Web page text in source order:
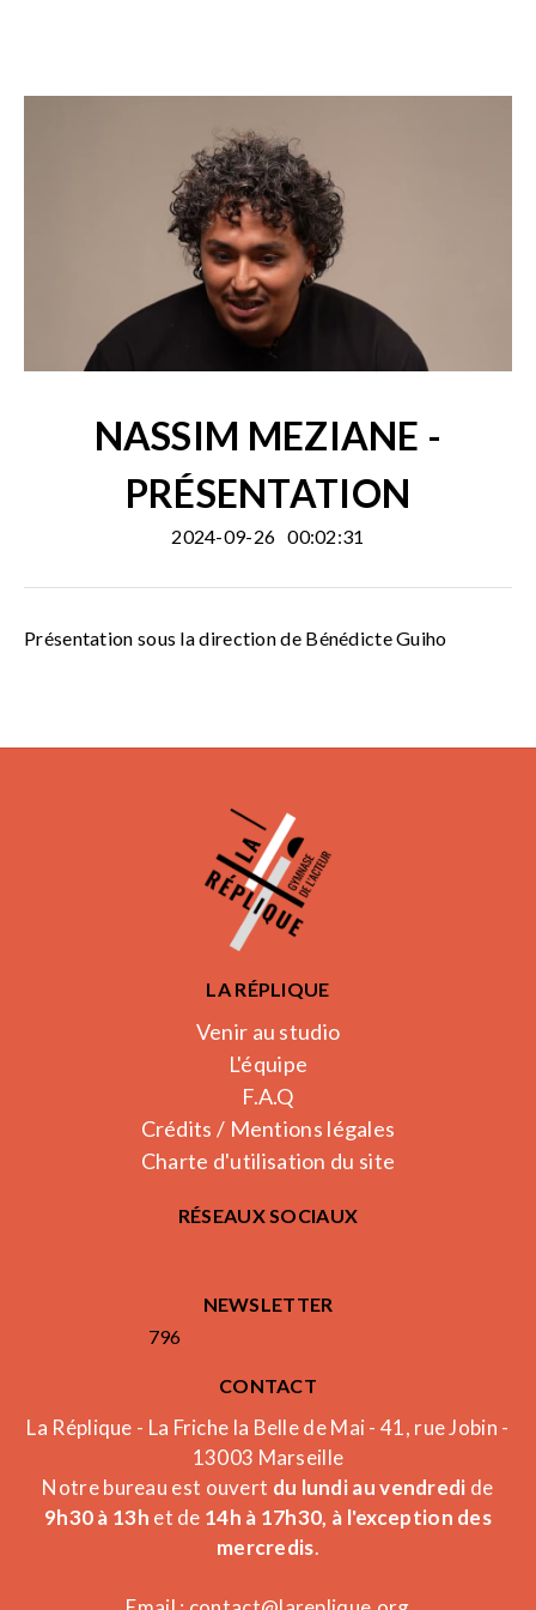
NASSIM MEZIANE -
PRÉSENTATION
2024-09-26 00:02:31
Présentation sous la direction de Bénédicte Guiho
LA RÉPLIQUE
Venir au studio
L'équipe
F.A.Q
Crédits / Mentions légales
Charte d'utilisation du site
RÉSEAUX SOCIAUX
NEWSLETTER
796
CONTACT
La Réplique - La Friche la Belle de Mai - 41, rue Jobin -
13003 Marseille
Notre bureau est ouvert du lundi au vendredi de
9h30 à 13h et de 14h à 17h30, à l'exception des
mercredis.